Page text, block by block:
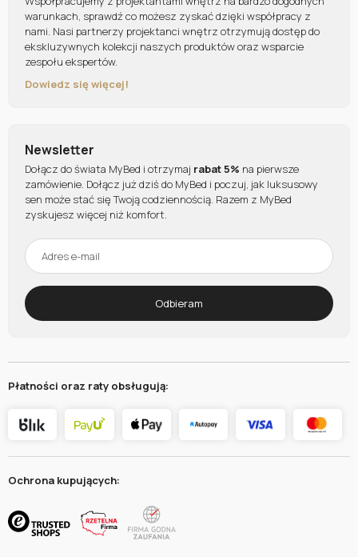
warunkach, sprawdź co możesz zyskać dzięki współpracy z
nami. Nasi partnerzy projektanci wnętrz otrzymują dostęp do
ekskluzywnych kolekcji naszych produktów oraz wsparcie
zespołu ekspertów.
Dowiedz się więcej!
Newsletter
Dołącz do świata MyBed i otrzymaj rabat 5% na pierwsze
zamówienie. Dołącz już dziś do MyBed i poczuj, jak luksusowy
sen może stać się Twoją codziennością. Razem z MyBed
zyskujesz więcej niż komfort.
Odbieram
Płatności oraz raty obsługują:
Ochrona kupujących: